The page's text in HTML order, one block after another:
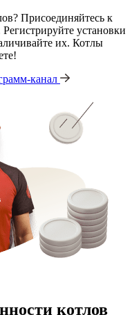
Присоединяйтесь к
установки
их. Котлы
канал
котлов